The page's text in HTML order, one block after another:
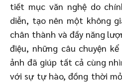
tiết mục văn nghệ do
diễn, tạo nên một không
chân thành và đầy năng
điệu, những câu chuyện
ảnh đã giúp tất cả cùng
với sự tự hào, đồng thời